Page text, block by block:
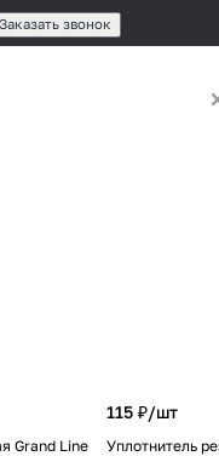
Заказать звонок
Grand Line
115 ₽/шт
Уплотнитель